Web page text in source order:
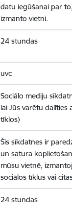
datu iegūšanai par
izmanto vietni.
24 stundas
uvc
Sociālo mediju
lai Jūs varētu dalīties
tīklos)
Šīs sīkdatnes ir
un satura
mūsu vietnē,
sociālos tīklus vai
24 stundas